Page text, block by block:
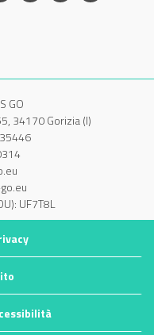
GO
34170 Gorizia (I)
UF7T8L